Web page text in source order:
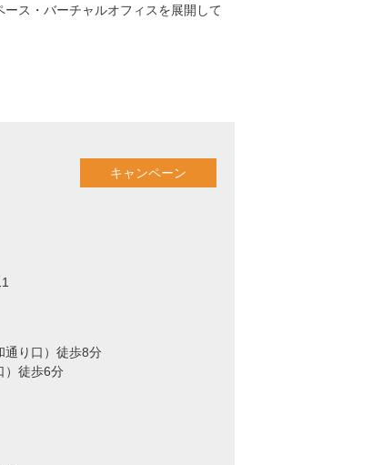
ス・バーチャルオフィスを展開して
キャンペーン
通り口）徒歩8分
）徒歩6分